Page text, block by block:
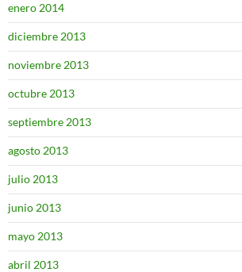
enero 2014
diciembre 2013
noviembre 2013
octubre 2013
septiembre 2013
agosto 2013
julio 2013
junio 2013
mayo 2013
abril 2013